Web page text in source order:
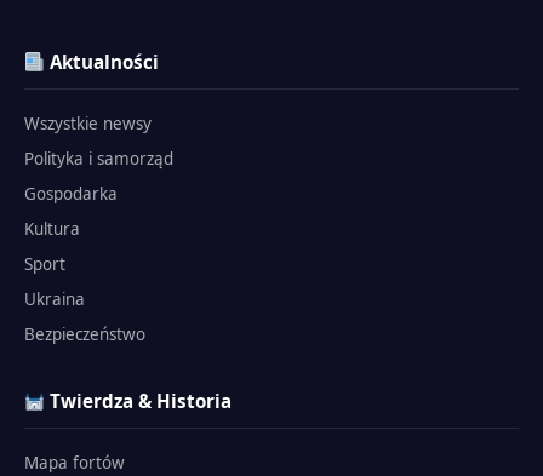
Aktualności
Wszystkie newsy
Polityka i samorząd
Gospodarka
Kultura
Sport
Ukraina
Bezpieczeństwo
Twierdza & Historia
Mapa fortów